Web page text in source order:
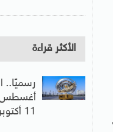
الأكثر قراءة
أغسطس..
11 أكتوبر